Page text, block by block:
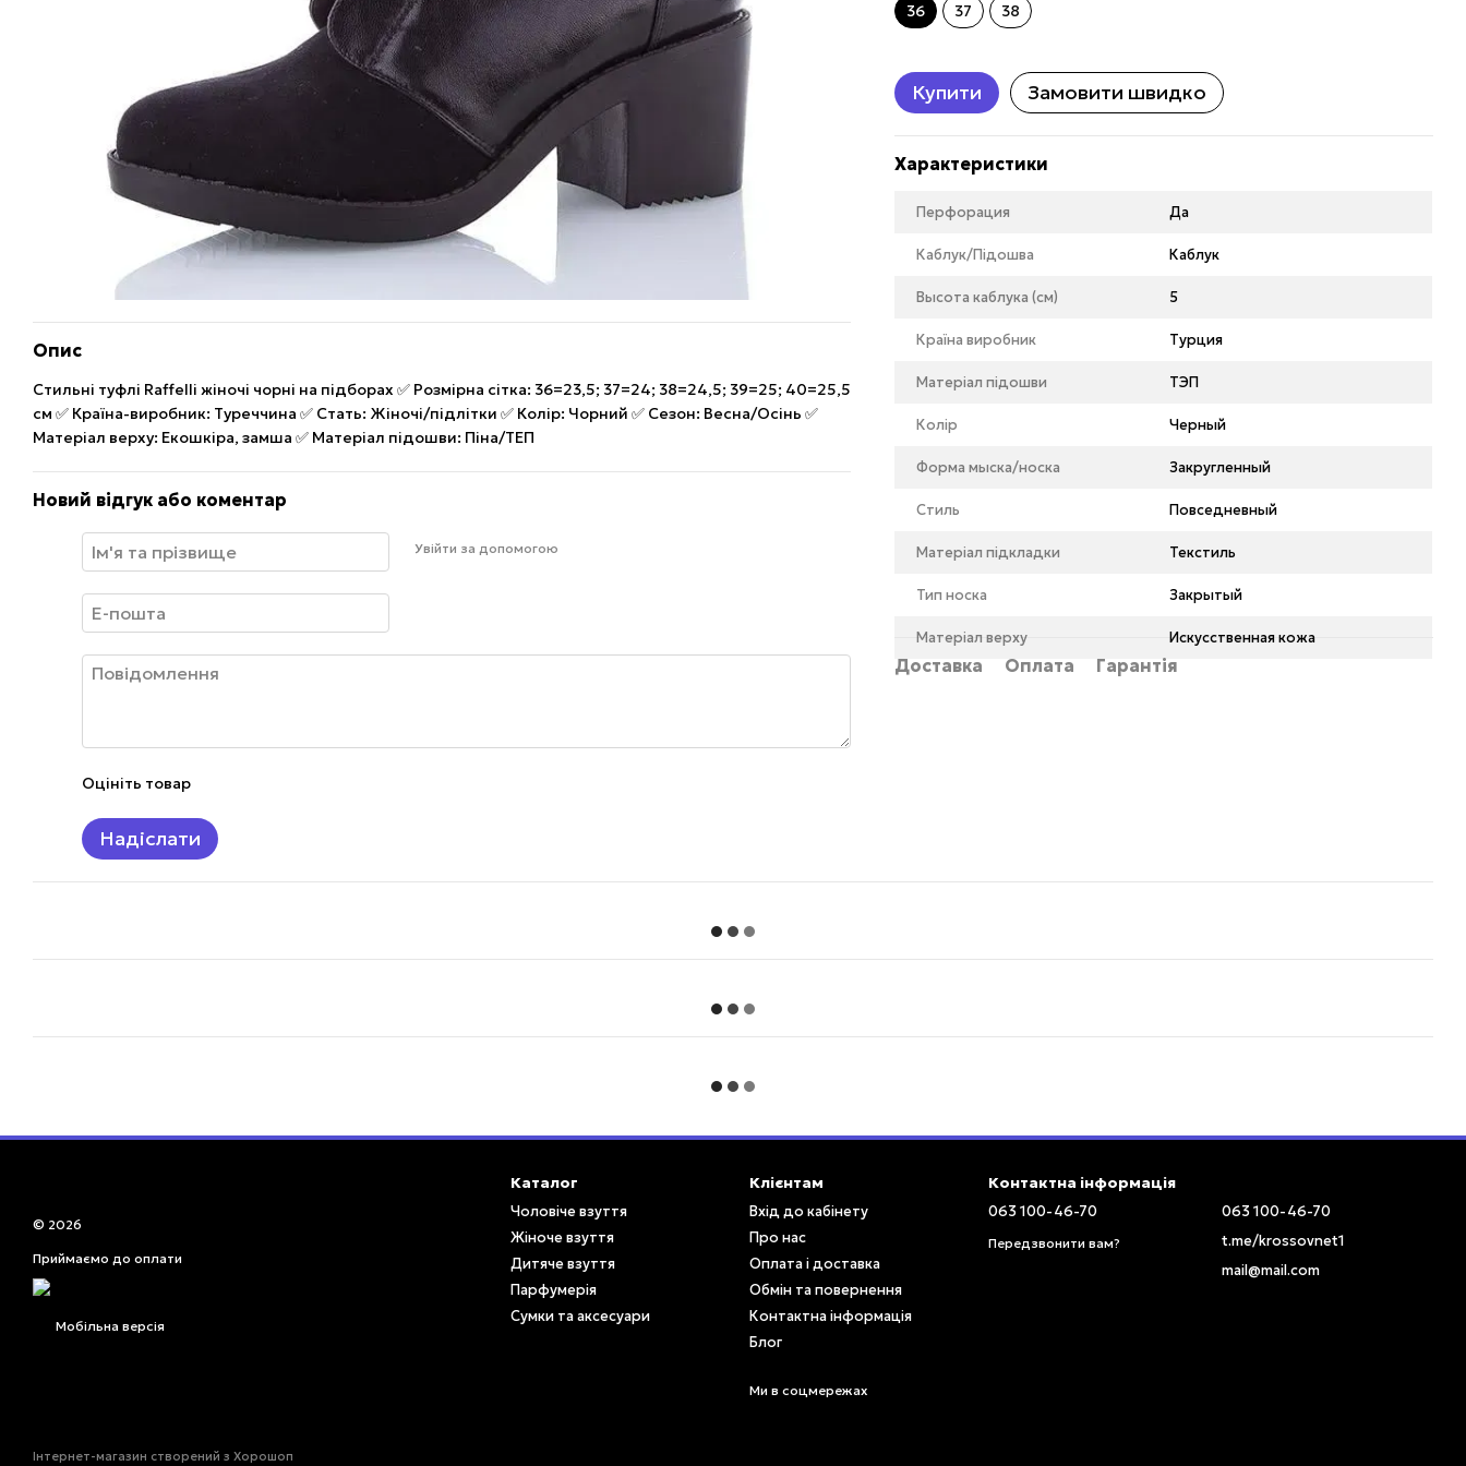
Опис
Стильні туфлі Raffelli жіночі чорні на підборах ✅ Розмірна сітка: 36=23,5; 37=24; 38=24,5; 39=25; 40=25,5
см ✅ Країна-виробник: Туреччина ✅ Стать: Жіночі/підлітки ✅ Колір: Чорний ✅ Сезон: Весна/Осінь ✅
Матеріал верху: Екошкіра, замша ✅ Матеріал підошви: Піна/ТЕП
Новий відгук або коментар
Увійти за допомогою
Оцініть товар
Надіслати
36 37 38
Купити Замовити швидко
Характеристики
Перфорация Да
Каблук/Підошва Каблук
Высота каблука (см) 5
Країна виробник Турция
Матеріал підошви ТЭП
Колір Черный
Форма мыска/носка Закругленный
Стиль Повседневный
Матеріал підкладки Текстиль
Тип носка Закрытый
Матеріал верху Искусственная кожа
Доставка Оплата Гарантія
© 2026
Приймаємо до оплати
Мобільна версія
Інтернет-магазин створений з Хорошоп
Каталог
Чоловіче взуття
Жіноче взуття
Дитяче взуття
Парфумерія
Сумки та аксесуари
Клієнтам
Вхід до кабінету
Про нас
Оплата і доставка
Обмін та повернення
Контактна інформація
Блог
Ми в соцмережах
Контактна інформація
063 100-46-70
Передзвонити вам?
063 100-46-70
t.me/krossovnet1
mail@mail.com